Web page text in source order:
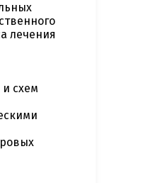
лечения
схем